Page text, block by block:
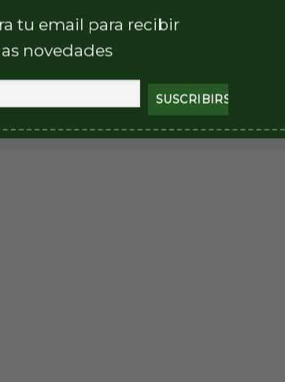
tu email para recibir
novedadesCursillo de Combate en